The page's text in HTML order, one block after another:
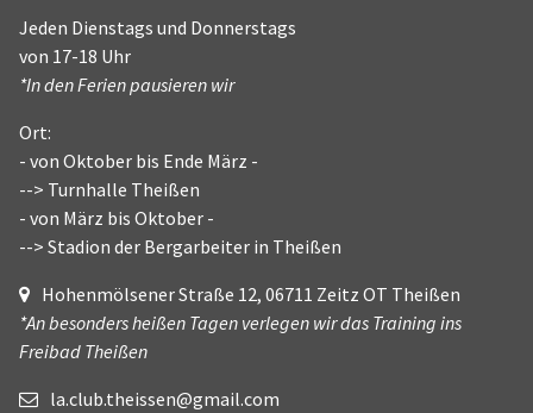
Jeden Dienstags und Donnerstags
von 17-18 Uhr
*In den Ferien pausieren wir
Ort:
- von Oktober bis Ende März -
--> Turnhalle Theißen
- von März bis Oktober -
--> Stadion der Bergarbeiter in Theißen
Hohenmölsener Straße 12, 06711 Zeitz OT Theißen
*An besonders heißen Tagen verlegen wir das Training ins
Freibad Theißen
la.club.theissen@gmail.com